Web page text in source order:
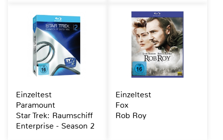
Einzeltest
Paramount
Star Trek: Raumschiff
Enterprise - Season 2
Einzeltest
Fox
Rob Roy